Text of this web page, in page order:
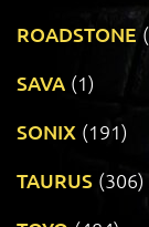
ROADSTONE
SAVA (1)
SONIX (191)
TAURUS (306)